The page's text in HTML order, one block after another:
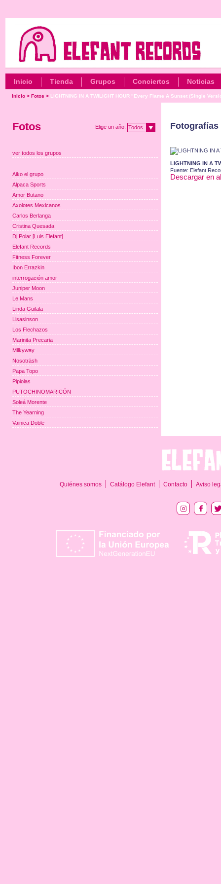
Inicio Tienda Grupos Conciertos Noticias
Inicio> Fotos > LIGHTNING IN A TWILIGHT HOUR "Every Flame A Sunset (Single
Fotografías
LIGHTNING IN A
Fuente: Elefant
Descargar en
Fotos Elige un año: Todos
ver todos los grupos
Aiko el grupo
Alpaca Sports
Amor Butano
Axolotes Mexicanos
Carlos Berlanga
Cristina Quesada
Dj Polar [Luis Elefant]
Elefant Records
Fitness Forever
Ibon Errazkin
interrogación amor
Juniper Moon
Le Mans
Linda Guilala
Lisasinson
Los Flechazos
Marinita Precaria
Milkyway
Nosoträsh
Papa Topo
Pipiolas
PUTOCHINOMARICÓN
Soleá Morente
The Yearning
Vainica Doble
Quiénes somos Catálogo Elefant Contacto Aviso